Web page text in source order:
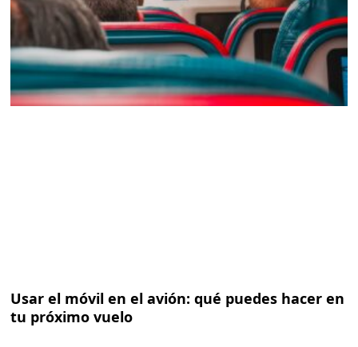
Usar el móvil en el avión: qué puedes hacer en
tu próximo vuelo